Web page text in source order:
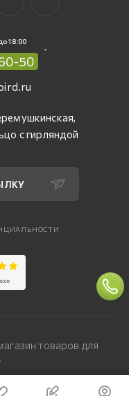
18:00
50
с гирляндой
товаров для
Рим»